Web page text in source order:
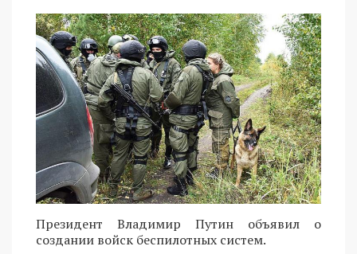
Президент Владимир Путин объявил о
создании войск беспилотных систем.